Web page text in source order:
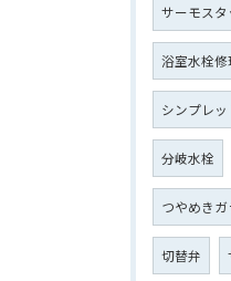
サーモス
浴室水栓修
シンプレッ
分岐水栓
つやめき
切替弁